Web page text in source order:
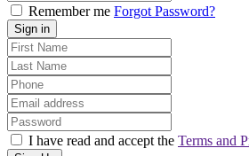
Remember me Forgot Password?
Sign in
I have read and accept the Terms and